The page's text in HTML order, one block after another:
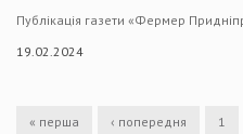
Публікація газети «Фермер
19.02.2024
« перша ‹ попередня 1